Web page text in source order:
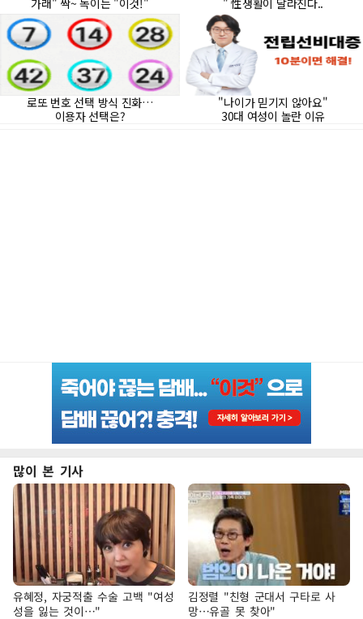
많이 본 기사
유혜정, 자궁적출 수술 고백 "여성
성을 잃는 것이…"
김정렬 "친형 군대서 구타로 사
망…유골 못 찾아"